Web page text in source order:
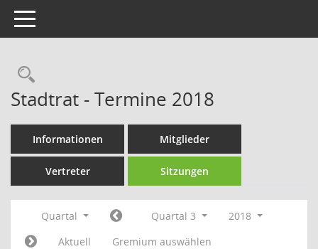
Toggle navigation
Rechercheauswahl
Stadtrat - Termine 2018
Informationen Mitglieder
Vertreter Sitzungen
Quartal Quartal 3
2018
Aktuell
Gremium auswählen